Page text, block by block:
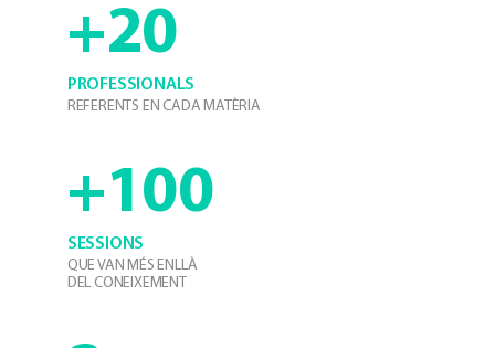
+20
PROFESSIONALS
REFERENTS EN CADA MATÈRIA
+100
SESSIONS
QUE VAN MÉS ENLLÀ
DEL CONEIXEMENT